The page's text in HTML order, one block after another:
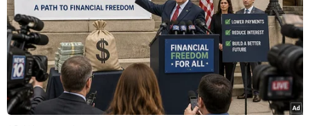
chính trận Đội tuyển Việt Nam thua Iraq 0-1 ở
bảng F Vòng loại thứ 2 World Cup 2026 khu vực
châu Á, diễn ra trên sân Mỹ Đình.
Ở trận đấu đó, vị trọng tài nàyđã rút ra 4 thẻ
vàng cho các cầu thủ Việt Nam, trong đó có 2
gương mặt tham gia Vòng chung kết U23 châu Á